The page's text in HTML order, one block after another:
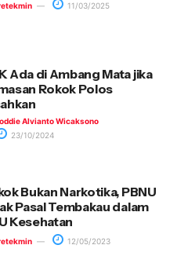
11/03/2025
Ada di Ambang Mata jika
Rokok Polos
Alvianto Wicaksono
23/10/2024
Bukan Narkotika, PBNU
Pasal Tembakau dalam
Kesehatan
12/05/2023